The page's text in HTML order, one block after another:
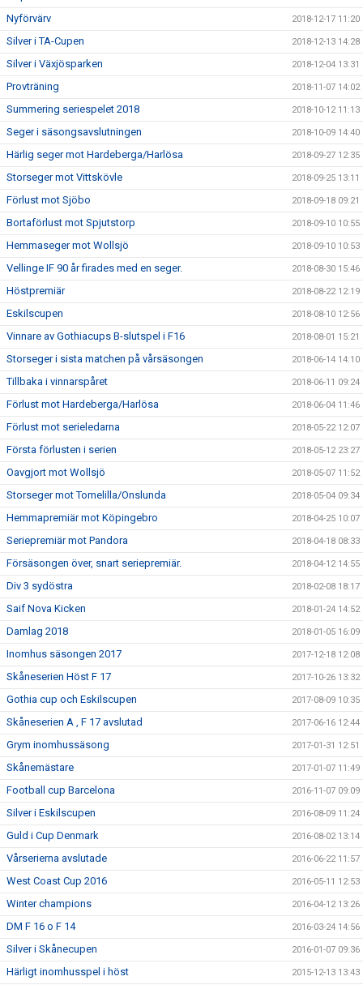
Nyförvärv 2018-12-17 11:20
Silver i TA-Cupen 2018-12-13 14:28
Silver i Växjösparken 2018-12-04 13:31
Provträning 2018-11-07 14:02
Summering seriespelet 2018 2018-10-12 11:13
Seger i säsongsavslutningen 2018-10-09 14:40
Härlig seger mot Hardeberga/Harlösa 2018-09-27 12:35
Storseger mot Vittskövle 2018-09-25 13:11
Förlust mot Sjöbo 2018-09-18 09:21
Bortaförlust mot Spjutstorp 2018-09-10 10:55
Hemmaseger mot Wollsjö 2018-09-10 10:53
Vellinge IF 90 år firades med en seger. 2018-08-30 15:46
Höstpremiär 2018-08-22 12:19
Eskilscupen 2018-08-10 12:56
Vinnare av Gothiacups B-slutspel i F16 2018-08-01 15:21
Storseger i sista matchen på vårsäsongen 2018-06-14 14:10
Tillbaka i vinnarspåret 2018-06-11 09:24
Förlust mot Hardeberga/Harlösa 2018-06-04 11:46
Förlust mot serieledarna 2018-05-22 12:07
Första förlusten i serien 2018-05-12 23:27
Oavgjort mot Wollsjö 2018-05-07 11:52
Storseger mot Tomelilla/Onslunda 2018-05-04 09:34
Hemmapremiär mot Köpingebro 2018-04-25 10:07
Seriepremiär mot Pandora 2018-04-18 08:33
Försäsongen över, snart seriepremiär. 2018-04-12 14:55
Div 3 sydöstra 2018-02-08 18:17
Saif Nova Kicken 2018-01-24 14:52
Damlag 2018 2018-01-05 16:09
Inomhus säsongen 2017 2017-12-18 12:08
Skåneserien Höst F 17 2017-10-26 13:32
Gothia cup och Eskilscupen 2017-08-09 10:35
Skåneserien A , F 17 avslutad 2017-06-16 12:44
Grym inomhussäsong 2017-01-31 12:51
Skånemästare 2017-01-07 11:49
Football cup Barcelona 2016-11-07 09:09
Silver i Eskilscupen 2016-08-09 11:24
Guld i Cup Denmark 2016-08-02 13:14
Vårserierna avslutade 2016-06-22 11:57
West Coast Cup 2016 2016-05-11 12:53
Winter champions 2016-04-12 13:26
DM F 16 o F 14 2016-03-24 14:56
Silver i Skånecupen 2016-01-07 09:36
Härligt inomhusspel i höst 2015-12-13 13:43